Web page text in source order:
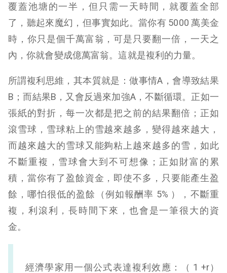
覆蓋池塘的一半，但只需一天時間，就覆蓋全部
了，聽起來魔幻，但事實如此。當你有 5000 萬美金
時，你只是個千萬富翁，可是只要翻一倍，一天之
內，你就會變成億萬富翁。這就是複利的力量。
所謂複利思維，其本質就是：做事情A，會導致結果
B；而結果B，又會反過來加強A，不斷循環。正如一
張紙的對折，每一次都是把之前的結果翻倍；正如
滾雪球，雪球粘上的雪越來越多，變得越來越大，
而越來越大的雪球又能夠粘上越來越多的雪，如此
不斷重複，雪球會大到不可想像；正如財富的累
積，當你有了盈餘資金，即使不多，只要能產生盈
餘，哪怕很低的盈餘（例如報酬率 5% ），不斷重
複，利滾利，長時間下來，也會是一筆很大的資
金。
經濟學家用一個公式表達複利效應：（ 1 +r）